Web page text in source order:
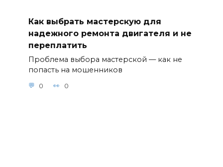
Как выбрать мастерскую для
надежного ремонта двигателя и не
переплатить
Проблема выбора мастерской — как не
попасть на мошенников
0 0